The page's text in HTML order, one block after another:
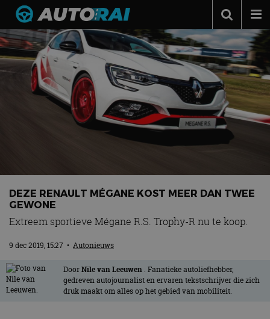
Autonieuws
Podcast
Autotests
Automerken
MotorRAI.nl
DEZE RENAULT MÉGANE KOST MEER DAN TWEE
GEWONE
Extreem sportieve Mégane R.S. Trophy-R nu te koop.
9 dec 2019, 15:27 • Autonieuws
DoorNile van Leeuwen . Fanatieke autoliefhebber,
gedreven autojournalist en ervaren tekstschrijver die zich
druk maakt om alles op het gebied van mobiliteit.